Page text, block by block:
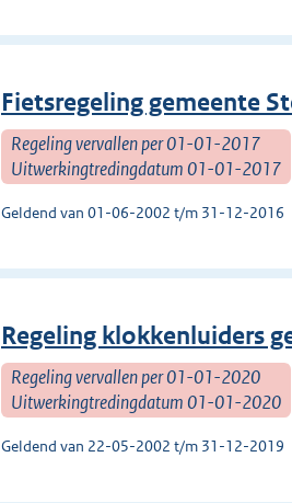
Fietsregeling gemeente
Regeling vervallen per 01-01-2017
Uitwerkingtredingdatum 01-01-2017
Geldend van 01-06-2002 t/m 31-12-2016
Regeling klokkenluiders
Regeling vervallen per 01-01-2020
Uitwerkingtredingdatum 01-01-2020
Geldend van 22-05-2002 t/m 31-12-2019